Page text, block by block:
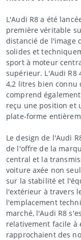
L'Audi R8 a été
première véritable
distancié de l'image
solides et
sport à moteur
supérieur. L'Audi R8
4,2 litres bien connu
comprend
reçu une position et
plate-forme
Le design de l'Audi
de l'offre de la
central et la
voiture axée non
sur la stabilité et
l'extérieur à travers
l'emplacement
marché, l'Audi R8
relativement facile à
rapprochaient des